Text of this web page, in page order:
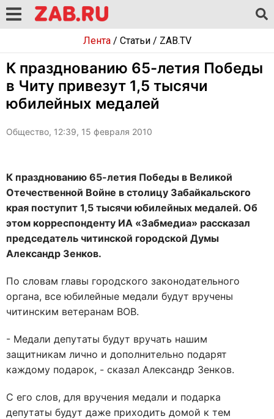
Лента/ Статьи/ ZAB.TV
К празднованию 65-летия Победы
в Читу привезут 1,5 тысячи
юбилейных медалей
Общество, 12:39, 15 февраля 2010
К празднованию 65-летия Победы в Великой
Отечественной Войне в столицу Забайкальского
края поступит 1,5 тысячи юбилейных медалей. Об
этом корреспонденту ИА «Забмедиа» рассказал
председатель читинской городской Думы
Александр Зенков.
По словам главы городского законодательного
органа, все юбилейные медали будут вручены
читинским ветеранам ВОВ.
- Медали депутаты будут вручать нашим
защитникам лично и дополнительно подарят
каждому подарок, - сказал Александр Зенков.
С его слов, для вручения медали и подарка
депутаты будут даже приходить домой к тем